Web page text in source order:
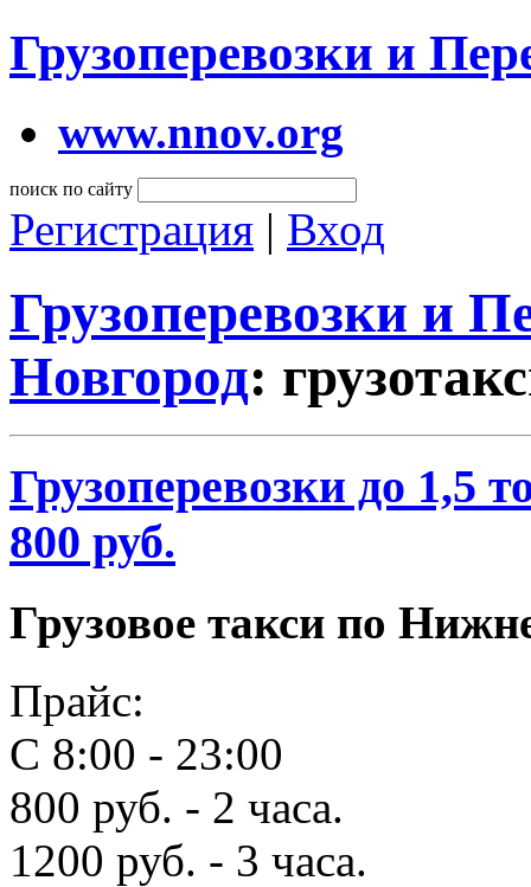
Грузоперевозки и
www.nnov.org
поиск по сайту
Регистрация | Вход
Грузоперевозки и
Новгород:
Грузоперевозки до 1,5
800 руб.
Грузовое такси по
Прайс:
С 8:00 - 23:00
800 руб. - 2 часа.
1200 руб. - 3 часа.